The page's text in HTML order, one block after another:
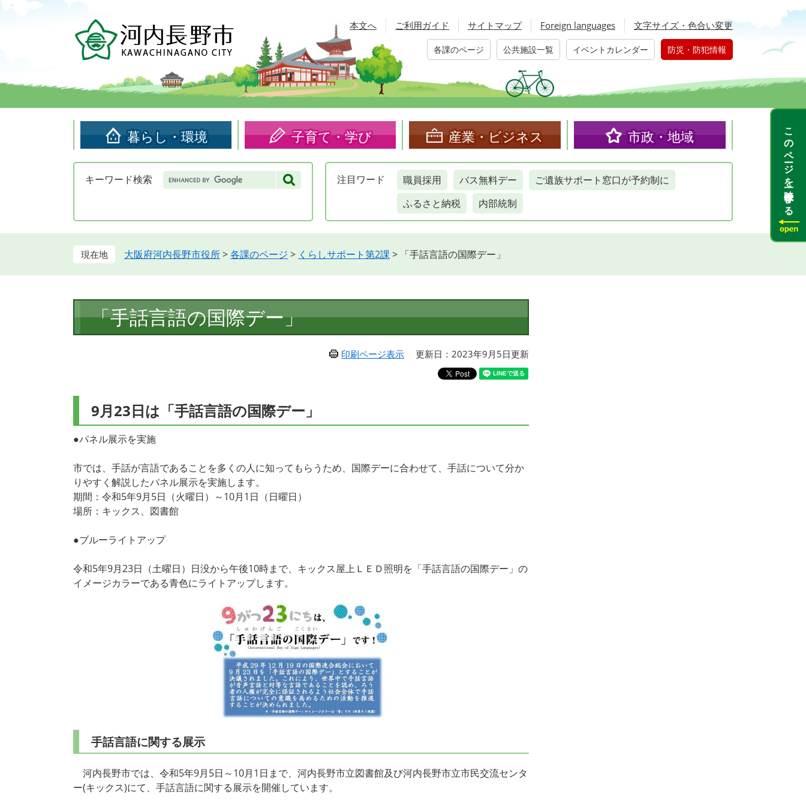
頭
す。
飛
し
本文へ ご利用ガイド サイトマップ Foreign languages 文字サイズ・色合い変更
各課のページ 公共施設一覧 イベントカレンダー 防災・防犯情報
暮らし・環境 子育て・学び 産業・ビジネス 市政・地域
キーワード検索 Google
カ
検
注目 ワード 職員採用 バス無料デー
ご遺族サポート窓口が予約制に
ふるさと納税
内部統制
大阪府河内長野市役所>各課のページ > くらしサポート第2課 > 「手話言語の国際デー」
文
「手話言語の国際デー」
印刷ページ表示 更新日：2023年9月5日更新
9月23日は「手話言語の国際デー」
●パネル展示を実施
市では、手話が言語であることを多くの人に知ってもらうため、国際デーに合わせて、手話について分か
りやすく解説したパネル展示を実施します。
期間：令和5年9月5日（火曜日）～10月1日（日曜日）
場所：キックス、図書館
●ブルーライトアップ
令和5年9月23日（土曜日）日没から午後10時まで、キックス屋上ＬＥＤ照明を「手話言語の国際デー」の
イメージカラーである青色にライトアップします。
手話言語に関する展示
河内長野市では、令和5年9月5日～10月1日まで、河内長野市立図書館及び河内長野市立市民交流センタ
ー(キックス)にて、手話言語に関する展示を開催しています。
このページを一時保存する